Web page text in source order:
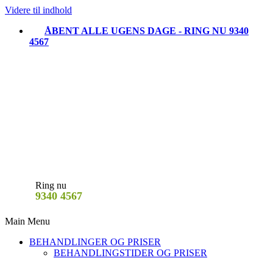
Videre til indhold
ÅBENT ALLE UGENS DAGE - RING NU 9340
4567
Ring nu
9340 4567
Main Menu
BEHANDLINGER OG PRISER
BEHANDLINGSTIDER OG PRISER